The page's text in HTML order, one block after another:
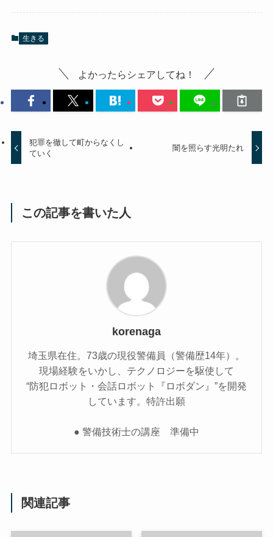
生きる
よかったらシェアしてね！
犯罪を徹して町からなくし
ていく
闇を照らす光明たれ
この記事を書いた人
korenaga
埼玉県在住。73歳の現役警備員（警備歴14年）。
現場経験をいかし、テクノロジーを駆使して
“防犯ロボット・会話ロボット『ロボダン』”を開発
しています。特許出願
● 警備技術士の講座 準備中
関連記事